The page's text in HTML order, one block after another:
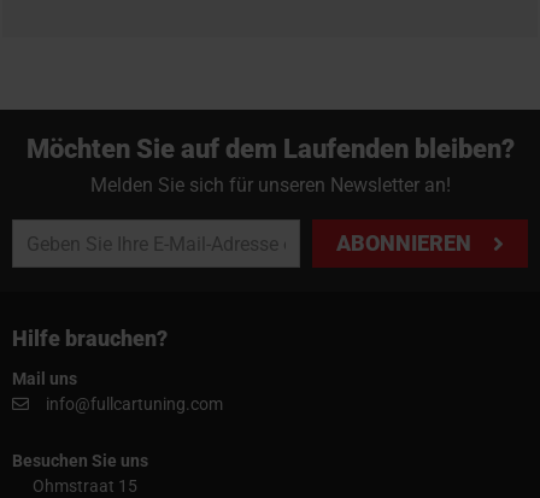
Möchten Sie auf dem Laufenden bleiben?
Melden Sie sich für unseren Newsletter an!
ABONNIEREN
Hilfe brauchen?
Mail uns
info@fullcartuning.com
Besuchen Sie uns
Ohmstraat 15